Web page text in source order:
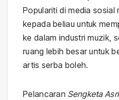
Populariti di media sosial
kepada beliau untuk
ke dalam industri muzik,
ruang lebih besar untuk
artis serba boleh.
Pelancaran Sengketa